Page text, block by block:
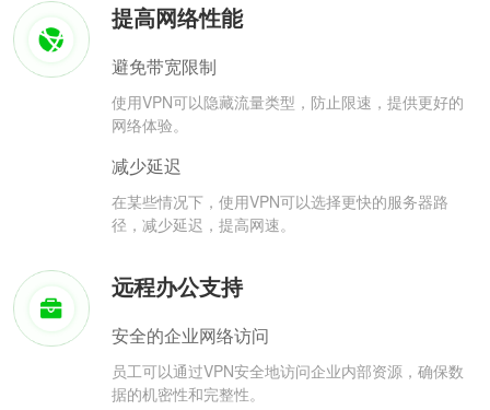
提高网络性能
避免带宽限制
使用VPN可以隐藏流量类型，防止限速，提供更好的
网络体验。
减少延迟
在某些情况下，使用VPN可以选择更快的服务器路
径，减少延迟，提高网速。
远程办公支持
安全的企业网络访问
员工可以通过VPN安全地访问企业内部资源，确保数
据的机密性和完整性。